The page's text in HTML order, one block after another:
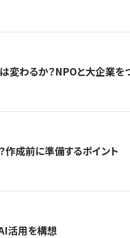
わるか？NPOと大企業を
作成前に準備するポイント
活用を構想